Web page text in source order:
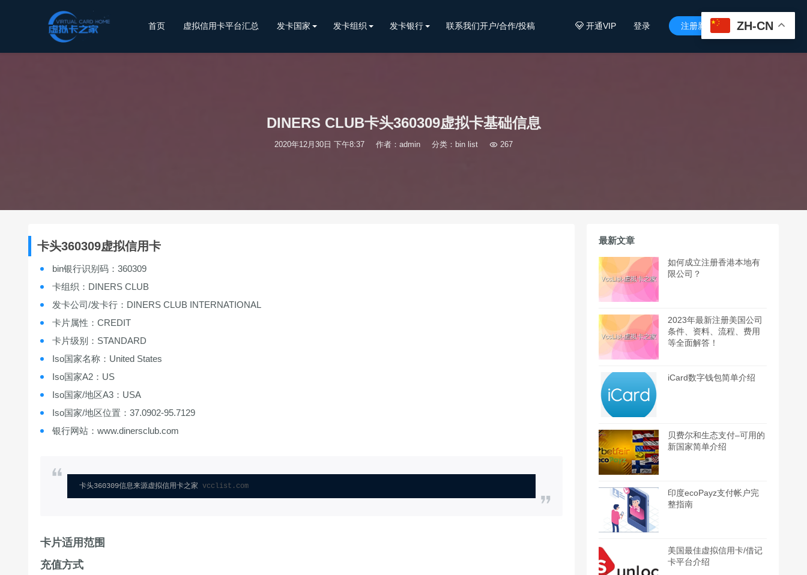
开通VIP 登录 注册新用户 
首页 虚拟信用卡平台汇总 发卡国家 发卡组织 发卡银行 联系我们开户/合作/投稿
DINERS CLUB卡头360309虚拟卡基础信息
2020年12月30日 下午8:37 作者：admin 分类： bin list 267
卡头360309虚拟信用卡
bin银行识别码：360309
卡组织：DINERS CLUB
发卡公司/发卡行：DINERS CLUB INTERNATIONAL
卡片属性：CREDIT
卡片级别：STANDARD
Iso国家名称：United States
Iso国家A2：US
Iso国家/地区A3：USA
Iso国家/地区位置：37.0902-95.7129
银行网站：www.dinersclub.com
卡头360309信息来源虚拟信用卡之家 vcclist.com
卡片适用范围
充值方式
最新文章
如何成立注册香港本地有
限公司？
2023年最新注册美国公司
条件、资料、流程、费用
等全面解答！
iCard数字钱包简单介绍
贝费尔和生态支付–可用的
新国家简单介绍
印度ecoPayz支付帐户完
整指南
美国最佳虚拟信用卡/借记
卡平台介绍
ZH-CN